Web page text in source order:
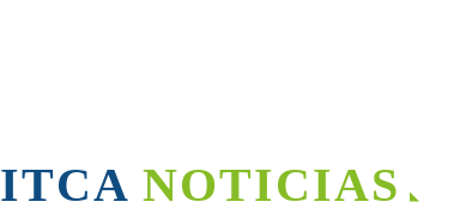
ITCA NOTICIAS